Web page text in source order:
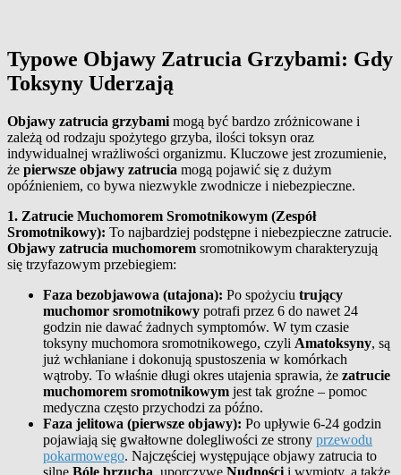
Typowe Objawy Zatrucia Grzybami: Gdy
Toksyny Uderzają
Objawy zatrucia grzybami mogą być bardzo zróżnicowane i
zależą od rodzaju spożytego grzyba, ilości toksyn oraz
indywidualnej wrażliwości organizmu. Kluczowe jest zrozumienie,
że pierwsze objawy zatrucia mogą pojawić się z dużym
opóźnieniem, co bywa niezwykle zwodnicze i niebezpieczne.
1. Zatrucie Muchomorem Sromotnikowym (Zespół
Sromotnikowy): To najbardziej podstępne i niebezpieczne zatrucie.
Objawy zatrucia muchomorem sromotnikowym charakteryzują
się trzyfazowym przebiegiem:
Faza bezobjawowa (utajona): Po spożyciu trujący
muchomor sromotnikowy potrafi przez 6 do nawet 24
godzin nie dawać żadnych symptomów. W tym czasie
toksyny muchomora sromotnikowego, czyli Amatoksyny, są
już wchłaniane i dokonują spustoszenia w komórkach
wątroby. To właśnie długi okres utajenia sprawia, że zatrucie
muchomorem sromotnikowym jest tak groźne – pomoc
medyczna często przychodzi za późno.
Faza jelitowa (pierwsze objawy): Po upływie 6-24 godzin
pojawiają się gwałtowne dolegliwości ze strony przewodu
pokarmowego. Najczęściej występujące objawy zatrucia to
silne Bóle brzucha, uporczywe Nudności i wymioty, a także